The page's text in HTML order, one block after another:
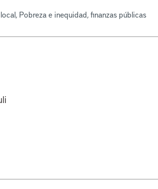
Pobreza e inequidad, finanzas públicas